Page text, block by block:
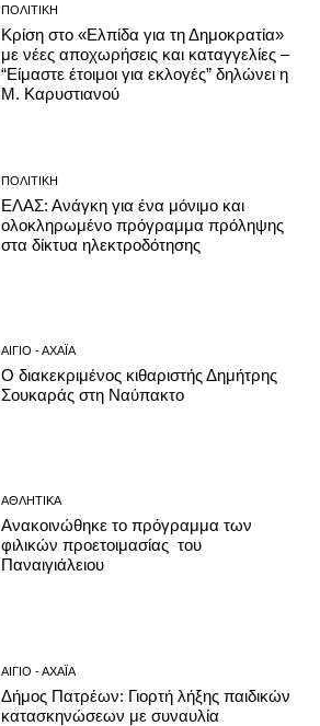
ΠΟΛΙΤΙΚΉ
Κρίση στο «Ελπίδα για τη Δημοκρατία»
με νέες αποχωρήσεις και καταγγελίες –
“Είμαστε έτοιμοι για εκλογές” δηλώνει η
Μ. Καρυστιανού
ΠΟΛΙΤΙΚΉ
ΕΛΑΣ: Ανάγκη για ένα μόνιμο και
ολοκληρωμένο πρόγραμμα πρόληψης
στα δίκτυα ηλεκτροδότησης
ΑΊΓΙΟ - ΑΧΑΪ́Α
Ο διακεκριμένος κιθαριστής Δημήτρης
Σουκαράς στη Ναύπακτο
ΑΘΛΗΤΙΚΆ
Ανακοινώθηκε το πρόγραμμα των
φιλικών προετοιμασίας του
Παναιγιάλειου
ΑΊΓΙΟ - ΑΧΑΪ́Α
Δήμος Πατρέων: Γιορτή λήξης παιδικών
κατασκηνώσεων με συναυλία